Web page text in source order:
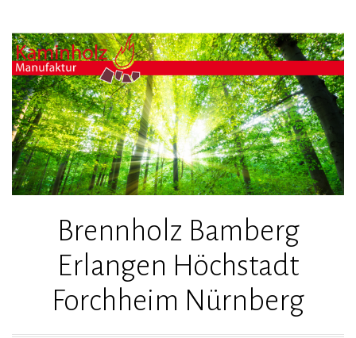
Zum
Inhalt
springen
Brennholz Bamberg
Erlangen Höchstadt
Forchheim Nürnberg